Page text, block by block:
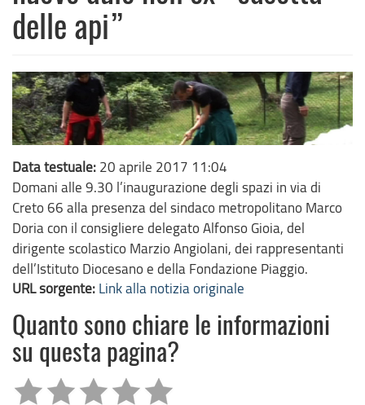
delle api”
Data testuale: 20 aprile 2017 11:04
Domani alle 9.30 l’inaugurazione degli spazi in via di
Creto 66 alla presenza del sindaco metropolitano Marco
Doria con il consigliere delegato Alfonso Gioia, del
dirigente scolastico Marzio Angiolani, dei rappresentanti
dell’Istituto Diocesano e della Fondazione Piaggio.
URL sorgente: Link alla notizia originale
Quanto sono chiare le informazioni
su questa pagina?